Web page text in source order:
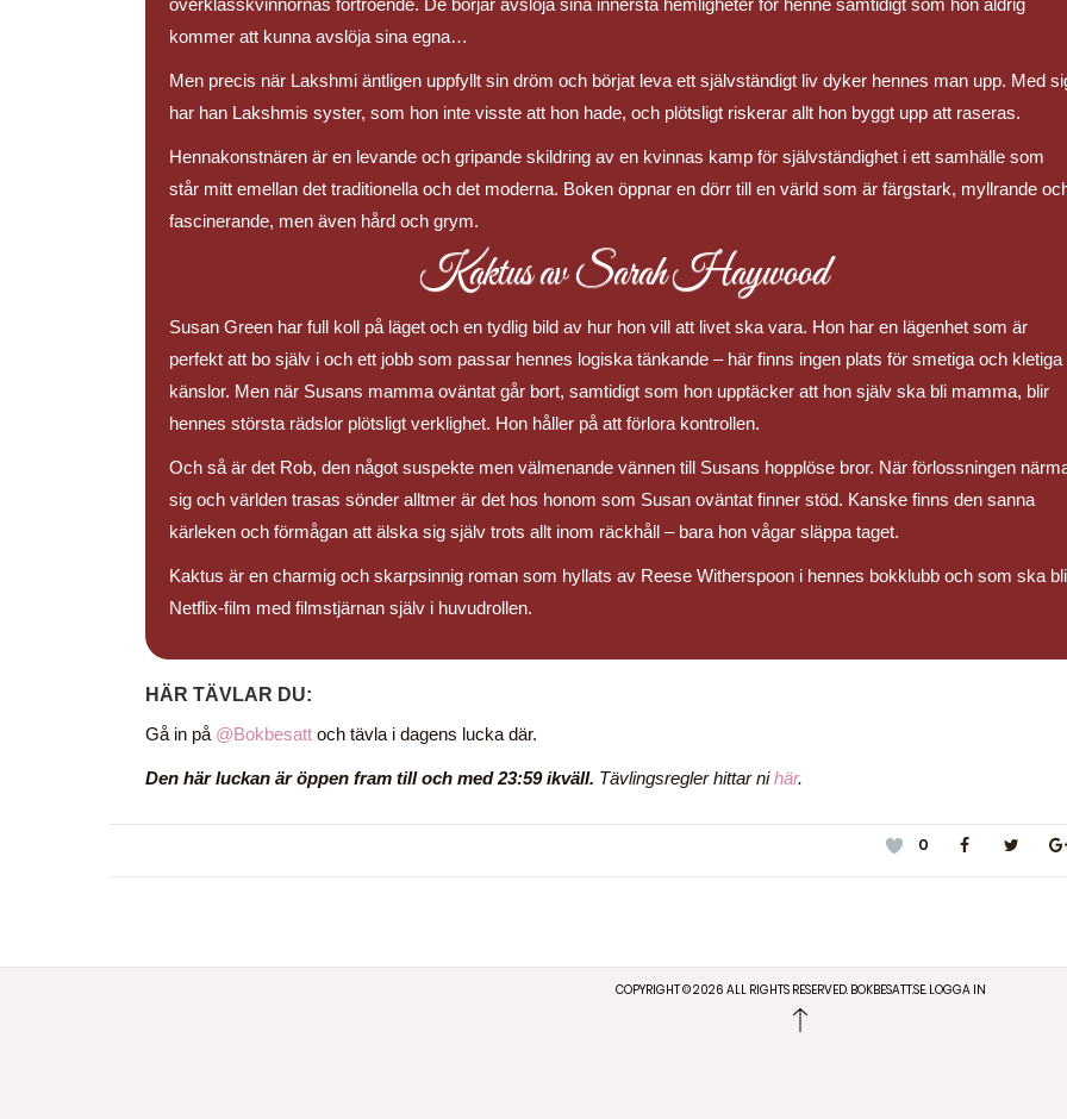
kommer att kunna avslöja sina egna…
Men precis när Lakshmi äntligen uppfyllt sin dröm och börjat leva ett självständigt liv dyker hennes man upp. Med
har han Lakshmis syster, som hon inte visste att hon hade, och plötsligt riskerar allt hon byggt upp att raseras.
Hennakonstnären är en levande och gripande skildring av en kvinnas kamp för självständighet i ett samhälle som
står mitt emellan det traditionella och det moderna. Boken öppnar en dörr till en värld som är färgstark, myllrande
fascinerande, men även hård och grym.
Kaktus av Sarah Haywood
Susan Green har full koll på läget och en tydlig bild av hur hon vill att livet ska vara. Hon har en lägenhet som är
perfekt att bo själv i och ett jobb som passar hennes logiska tänkande – här finns ingen plats för smetiga och kletiga
känslor. Men när Susans mamma oväntat går bort, samtidigt som hon upptäcker att hon själv ska bli mamma, blir
hennes största rädslor plötsligt verklighet. Hon håller på att förlora kontrollen.
Och så är det Rob, den något suspekte men välmenande vännen till Susans hopplöse bror. När förlossningen
sig och världen trasas sönder alltmer är det hos honom som Susan oväntat finner stöd. Kanske finns den sanna
kärleken och förmågan att älska sig själv trots allt inom räckhåll – bara hon vågar släppa taget.
Kaktus är en charmig och skarpsinnig roman som hyllats av Reese Witherspoon i hennes bokklubb och som ska bli
Netflix-film med filmstjärnan själv i huvudrollen.
HÄR TÄVLAR DU:
Gå in på @Bokbesatt och tävla i dagens lucka där.
Den här luckan är öppen fram till och med 23:59 ikväll. Tävlingsregler hittar nihär.
0
COPYRIGHT ©2026 ALL RIGHTS RESERVED. BOKBESATT.SE. LOGGA IN